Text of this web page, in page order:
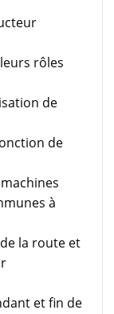
rôles
de
de
à
la route et
et fin de